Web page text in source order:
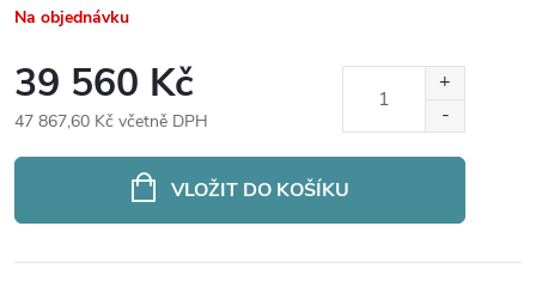
Na objednávku
39 560 Kč
47 867,60 Kč včetně DPH
VLOŽIT DO KOŠÍKU